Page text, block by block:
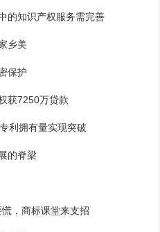
的知识产权服务需完善
乡美
保护
获7250万贷款
利拥有量实现突破
的脊梁
慌，商标课堂来支招